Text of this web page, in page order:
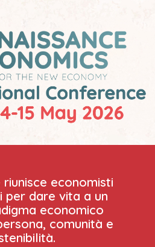
riunisce economisti
per dare vita a un
economico
comunità e